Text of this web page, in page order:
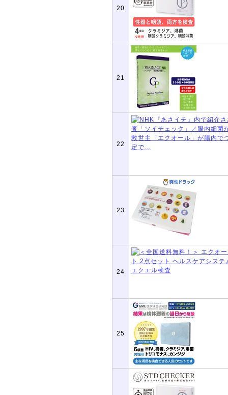
20
21
22
23
24
25